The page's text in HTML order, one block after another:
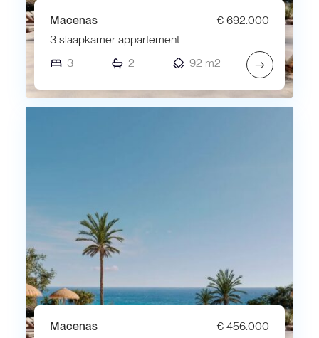
Macenas
€ 692.000
3 slaapkamer appartement
3
2 92 m2 →
Macenas
€ 456.000